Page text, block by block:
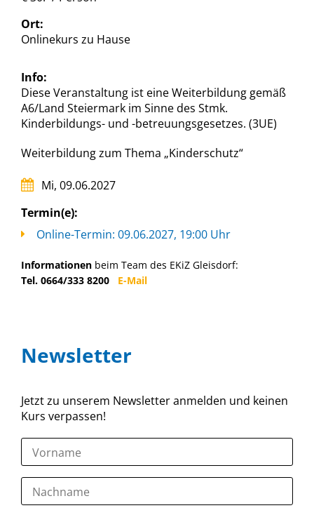
Newsletter
Jetzt zu unserem Newsletter anmelden und keinen
Kurs verpassen!
Ort:
Onlinekurs zu Hause
Info:
Diese Veranstaltung ist eine Weiterbildung gemäß
A6/Land Steiermark im Sinne des Stmk.
Kinderbildungs- und -betreuungsgesetzes. (3UE)
Weiterbildung zum Thema „Kinderschutz“
Mi, 09.06.2027
Termin(e):
Online-Termin: 09.06.2027, 19:00 Uhr
Informationen beim Team des EKiZ Gleisdorf:
Tel. 0664/333 8200 E-Mail